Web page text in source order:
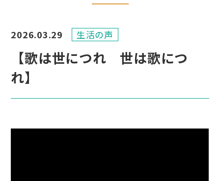
【歌は世につれ 世は歌につ
れ】
2026.03.29 生活の声